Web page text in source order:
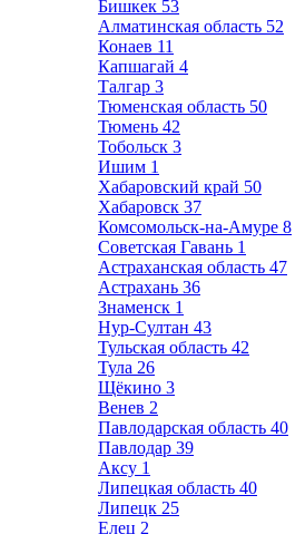
Бишкек 53
Алматинская область 52
Конаев 11
Капшагай 4
Талгар 3
Тюменская область 50
Тюмень 42
Тобольск 3
Ишим 1
Хабаровский край 50
Хабаровск 37
Комсомольск-на-Амуре 8
Советская Гавань 1
Астраханская область 47
Астрахань 36
Знаменск 1
Нур-Султан 43
Тульская область 42
Тула 26
Щёкино 3
Венев 2
Павлодарская область 40
Павлодар 39
Аксу 1
Липецкая область 40
Липецк 25
Елец 2